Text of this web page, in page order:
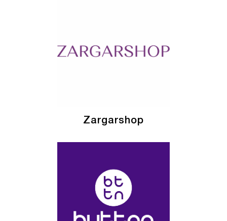
Zargarshop